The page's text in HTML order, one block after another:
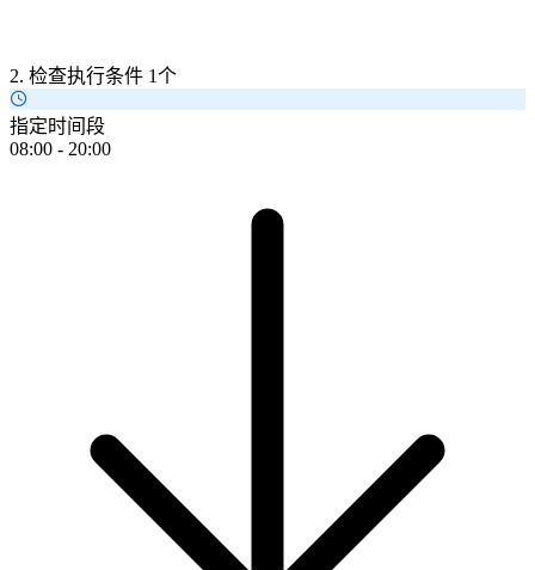
2. 检查执行条件 1个
指定时间段
08:00 - 20:00